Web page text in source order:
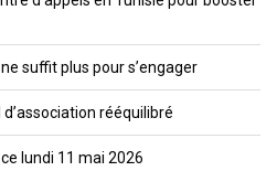
suffit plus pour s’engager
rééquilibré
lundi 11 mai 2026